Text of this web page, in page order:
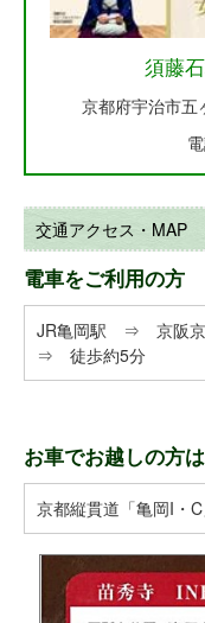
須藤
京都府宇治市五
交通アクセス・MAP
電車をご利用の方
JR亀岡駅 ⇒ 京阪京
⇒ 徒歩約5分
お車でお越しの方は
京都縦貫道「亀岡I・